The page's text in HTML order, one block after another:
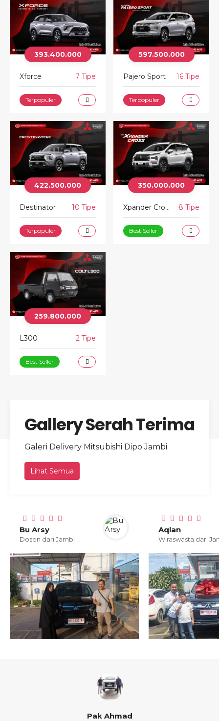
393.400.000
Xforce 7 Tipe
Terpopuler
597.500.000
Pajero Sport 16 Tipe
Terpopuler
422.500.000
Destinator 10 Tipe
Terpopuler
350.000.000
Xpander Cross 8 Tipe
Best Seller
259.800.000
L300 2 Tipe
Best Seller
Gallery Serah Terima
Galeri Delivery Mitsubishi Dipo Jambi
Lihat Semua
Bu Arsy
Dosen dari Jambi
Aqlan
Wiraswasta dari
Khalid